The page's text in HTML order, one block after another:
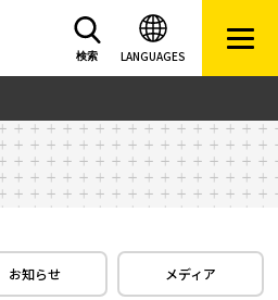
LANGUAGES
検索
お知らせ メディア